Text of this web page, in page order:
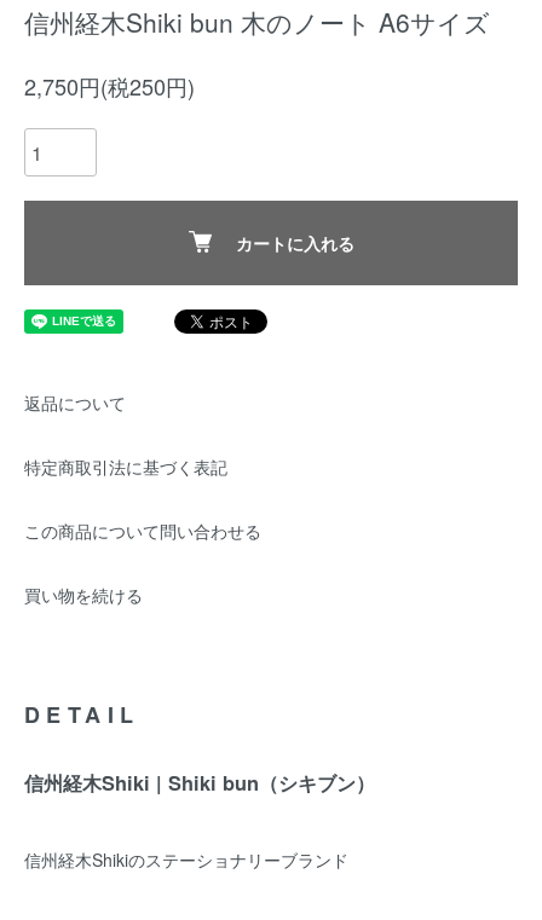
信州経木Shiki bun 木のノート A6サイズ
2,750円(税250円)
カートに入れる
返品について
特定商取引法に基づく表記
この商品について問い合わせる
買い物を続ける
DETAIL
信州経木Shiki | Shiki bun（シキブン）
信州経木Shikiのステーショナリーブランド